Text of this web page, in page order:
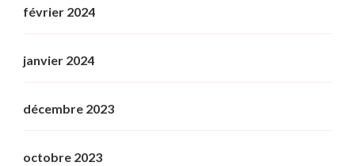
février 2024
janvier 2024
décembre 2023
octobre 2023